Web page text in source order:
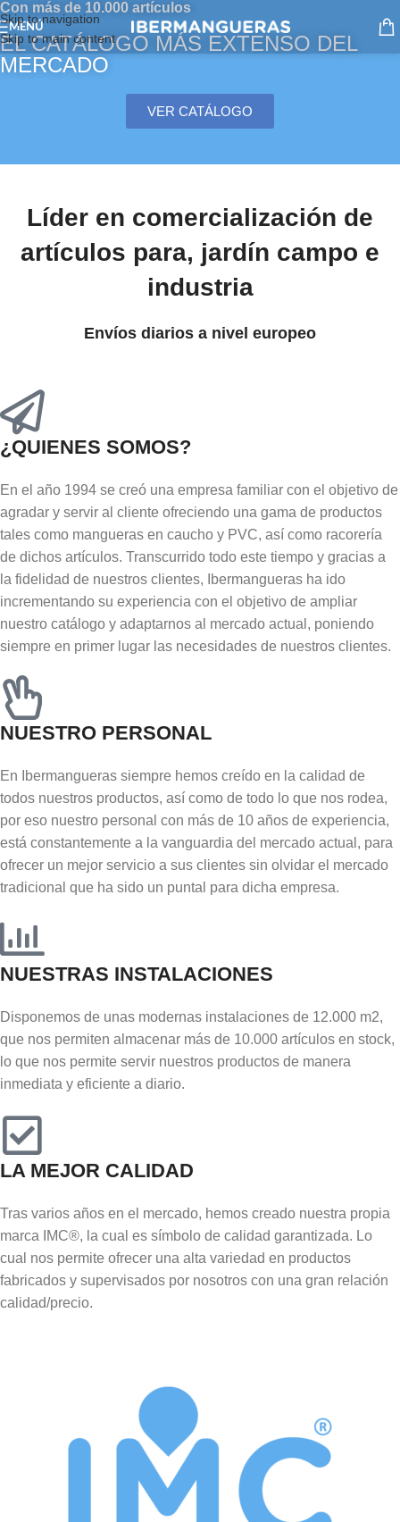
Skip to navigation
Skip to main content
MENÚ
Con más de 10.000 artículos
EL CATÁLOGO MÁS EXTENSO DEL
MERCADO
VER CATÁLOGO
Líder en comercialización de
artículos para, jardín campo e
industria
Envíos diarios a nivel europeo
¿QUIENES SOMOS?
En el año 1994 se creó una empresa familiar con el objetivo de
agradar y servir al cliente ofreciendo una gama de productos
tales como mangueras en caucho y PVC, así como racorería
de dichos artículos. Transcurrido todo este tiempo y gracias a
la fidelidad de nuestros clientes, Ibermangueras ha ido
incrementando su experiencia con el objetivo de ampliar
nuestro catálogo y adaptarnos al mercado actual, poniendo
siempre en primer lugar las necesidades de nuestros clientes.
NUESTRO PERSONAL
En Ibermangueras siempre hemos creído en la calidad de
todos nuestros productos, así como de todo lo que nos rodea,
por eso nuestro personal con más de 10 años de experiencia,
está constantemente a la vanguardia del mercado actual, para
ofrecer un mejor servicio a sus clientes sin olvidar el mercado
tradicional que ha sido un puntal para dicha empresa.
NUESTRAS INSTALACIONES
Disponemos de unas modernas instalaciones de 12.000 m2,
que nos permiten almacenar más de 10.000 artículos en stock,
lo que nos permite servir nuestros productos de manera
inmediata y eficiente a diario.
LA MEJOR CALIDAD
Tras varios años en el mercado, hemos creado nuestra propia
marca IMC®, la cual es símbolo de calidad garantizada. Lo
cual nos permite ofrecer una alta variedad en productos
fabricados y supervisados por nosotros con una gran relación
calidad/precio.